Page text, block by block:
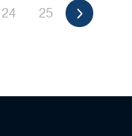
24 25